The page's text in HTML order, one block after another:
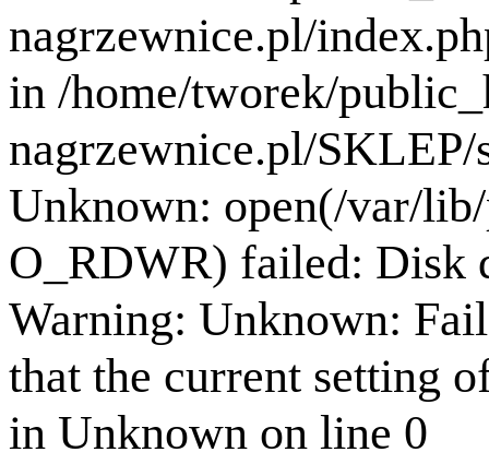
nagrzewnice.pl/
in /home/tworek/
nagrzewnice.pl/
Unknown: open(/var/
O_RDWR) failed: Disk
Warning: Unknown:
that the current setting
in Unknown on line 0